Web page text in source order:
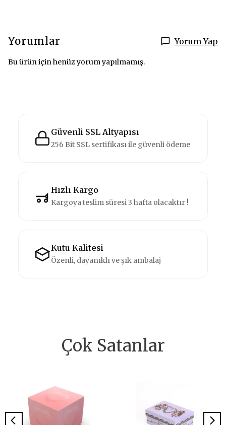
Yorumlar Yorum Yap
Bu ürün için henüz yorum yapılmamış.
Güvenli SSL Altyapısı
256 Bit SSL sertifikası ile güvenli ödeme
Hızlı Kargo
Kargoya teslim süresi 3 hafta olacaktır !
Kutu Kalitesi
Özenli, dayanıklı ve şık ambalaj
Çok Satanlar